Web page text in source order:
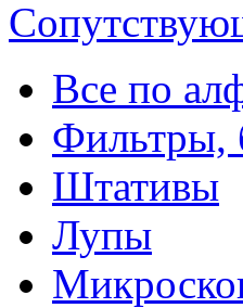
Все по
Фильтры,
Штативы
Лупы